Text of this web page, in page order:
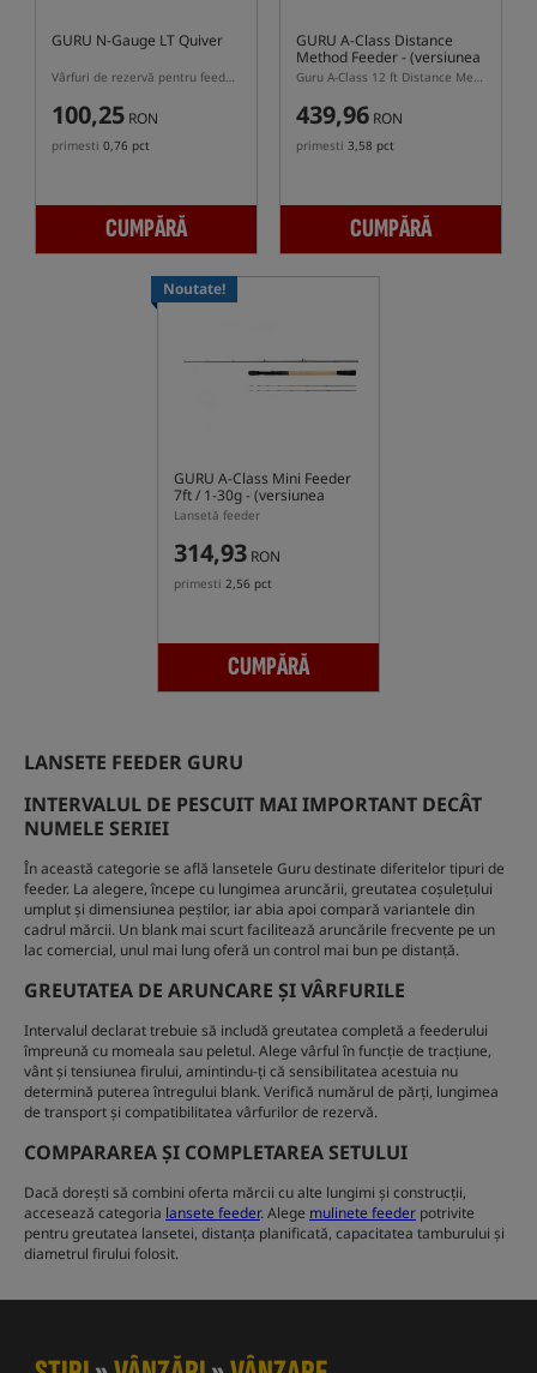
GURU N-Gauge LT Quiver
Vârfuri de rezervă pentru feeder GURU N-Gauge Pro / GURU N-Gauge
100,25 RON
primesti 0,76 pct
CUMPĂRĂ
GURU A-Class Distance
Method Feeder- (versiunea
2026)
Guru A-Class 12 ft Distance Method Feeder 2026 – lansetă feeder pentru distanțe lungi
439,96 RON
primesti 3,58 pct
CUMPĂRĂ
Noutate!
GURU A-Class Mini Feeder
7ft / 1-30g- (versiunea
2026)
Lansetă feeder
314,93 RON
primesti 2,56 pct
CUMPĂRĂ
LANSETE FEEDER GURU
INTERVALUL DE PESCUIT MAI IMPORTANT DECÂT
NUMELE SERIEI
În această categorie se află lansetele Guru destinate diferitelor tipuri de
feeder. La alegere, începe cu lungimea aruncării, greutatea coșulețului
umplut și dimensiunea peștilor, iar abia apoi compară variantele din
cadrul mărcii. Un blank mai scurt facilitează aruncările frecvente pe un
lac comercial, unul mai lung oferă un control mai bun pe distanță.
GREUTATEA DE ARUNCARE ȘI VÂRFURILE
Intervalul declarat trebuie să includă greutatea completă a feederului
împreună cu momeala sau peletul. Alege vârful în funcție de tracțiune,
vânt și tensiunea firului, amintindu-ți că sensibilitatea acestuia nu
determină puterea întregului blank. Verifică numărul de părți, lungimea
de transport și compatibilitatea vârfurilor de rezervă.
COMPARAREA ȘI COMPLETAREA SETULUI
Dacă dorești să combini oferta mărcii cu alte lungimi și construcții,
accesează categoria lansete feeder. Alege mulinete feeder potrivite
pentru greutatea lansetei, distanța planificată, capacitatea tamburului și
diametrul firului folosit.